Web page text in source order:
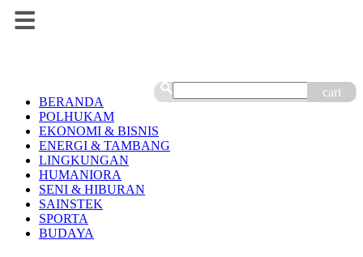
cari
BERANDA
POLHUKAM
EKONOMI & BISNIS
ENERGI & TAMBANG
LINGKUNGAN
HUMANIORA
SENI & HIBURAN
SAINSTEK
SPORTA
BUDAYA